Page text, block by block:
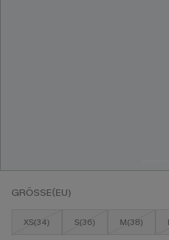
GRÖSSE(EU)
XS(34) S(36) M(38)